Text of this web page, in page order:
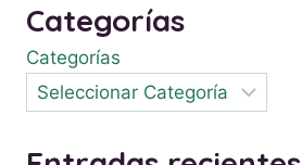
Categorías
Categorías